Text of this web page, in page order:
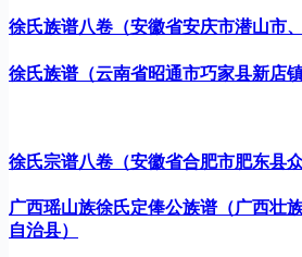
徐氏族谱八卷（安徽省安庆市潜山市、
徐氏族谱（云南省昭通市巧家县新店镇
徐氏宗谱八卷（安徽省合肥市肥东县众
广西瑶山族徐氏定俸公族谱（广西壮
自治县）